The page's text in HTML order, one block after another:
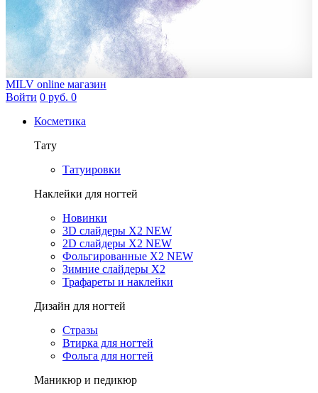
MILV online магазин
Войти 0 руб. 0
Косметика
Тату
Татуировки
Наклейки для ногтей
Новинки
3D слайдеры X2 NEW
2D слайдеры X2 NEW
Фольгированные X2 NEW
Зимние слайдеры Х2
Трафареты и наклейки
Дизайн для ногтей
Стразы
Втирка для ногтей
Фольга для ногтей
Маникюр и педикюр